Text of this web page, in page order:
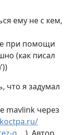
ему не с кем,
при помощи
(как писал
что я задумал
mavlink через